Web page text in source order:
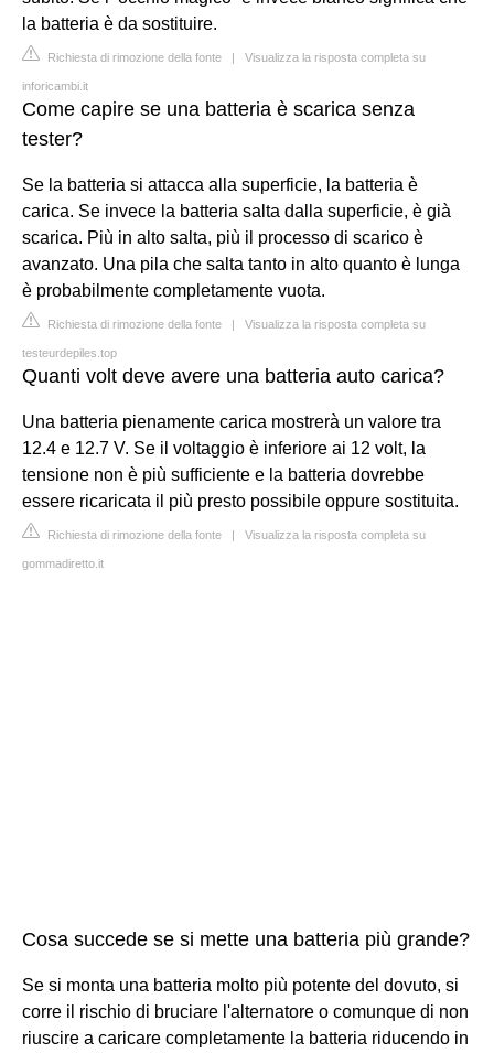
la batteria è da sostituire.
Richiesta di rimozione della fonte | Visualizza la risposta completa su
inforicambi.it
Come capire se una batteria è scarica senza
tester?
Se la batteria si attacca alla superficie, la batteria è
carica. Se invece la batteria salta dalla superficie, è già
scarica. Più in alto salta, più il processo di scarico è
avanzato. Una pila che salta tanto in alto quanto è lunga
è probabilmente completamente vuota.
Richiesta di rimozione della fonte | Visualizza la risposta completa su
testeurdepiles.top
Quanti volt deve avere una batteria auto carica?
Una batteria pienamente carica mostrerà un valore tra
12.4 e 12.7 V. Se il voltaggio è inferiore ai 12 volt, la
tensione non è più sufficiente e la batteria dovrebbe
essere ricaricata il più presto possibile oppure sostituita.
Richiesta di rimozione della fonte | Visualizza la risposta completa su
gommadiretto.it
Cosa succede se si mette una batteria più grande?
Se si monta una batteria molto più potente del dovuto, si
corre il rischio di bruciare l'alternatore o comunque di non
riuscire a caricare completamente la batteria riducendo in